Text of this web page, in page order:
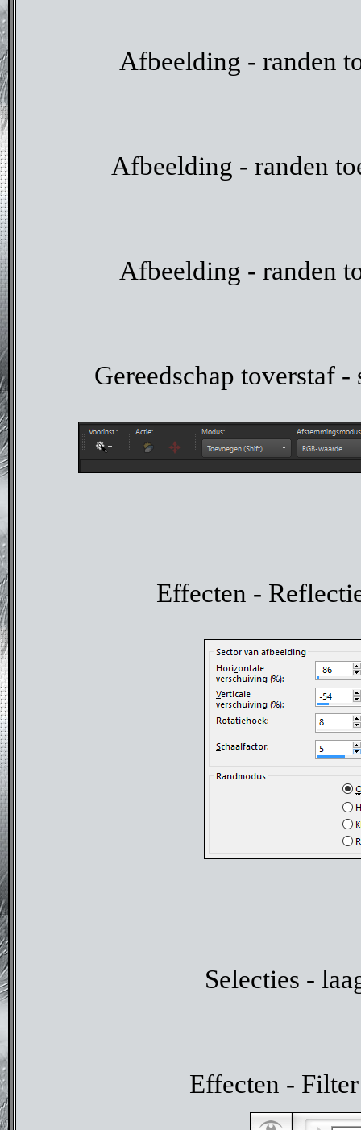
Afbeelding - randen
Afbeelding - randen
Afbeelding - randen
Gereedschap toverstaf
Effecten -
Selecties -
Effecten -